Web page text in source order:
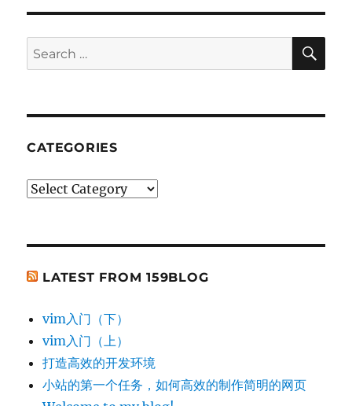
Search
for:
CATEGORIES
Categories
LATEST FROM 159BLOG
vim入门（下）
vim入门（上）
打造高效的开发环境
小站的第一个任务，如何高效的制作简明的网页